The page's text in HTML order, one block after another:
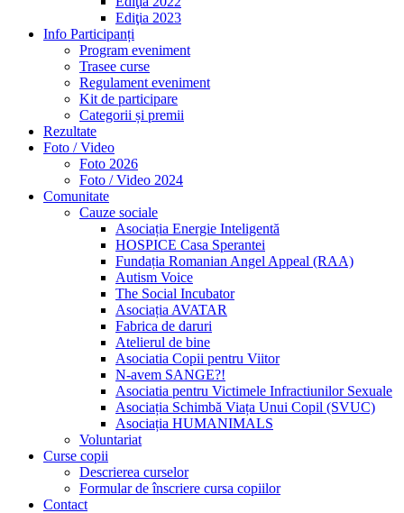
Ediţia 2023
Info Participanți
Program eveniment
Trasee curse
Regulament eveniment
Kit de participare
Categorii și premii
Rezultate
Foto / Video
Foto 2026
Foto / Video 2024
Comunitate
Cauze sociale
Asociația Energie Inteligentă
HOSPICE Casa Sperantei
Fundația Romanian Angel Appeal (RAA)
Autism Voice
The Social Incubator
Asociația AVATAR
Fabrica de daruri
Atelierul de bine
Asociatia Copii pentru Viitor
N-avem SANGE?!
Asociatia pentru Victimele Infractiunilor Sexuale
Asociația Schimbă Viața Unui Copil (SVUC)
Asociația HUMANIMALS
Voluntariat
Curse copii
Descrierea curselor
Formular de înscriere cursa copiilor
Contact